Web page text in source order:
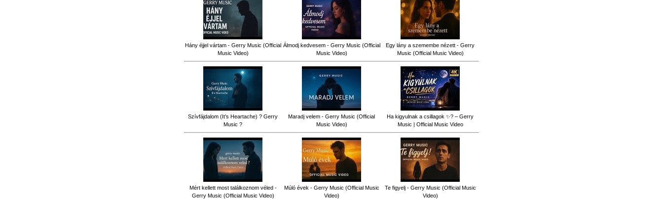
Hány éjjel vártam - Gerry Music (Official
Music Video)
Álmodj kedvesem - Gerry Music (Official
Music Video)
Egy lány a szemembe nézett - Gerry
Music (Official Music Video)
Szívfájdalom (It’s Heartache) ? Gerry
Music ?
Maradj velem - Gerry Music (Official
Music Video)
Ha kigyulnak a csillagok ✨? – Gerry
Music | Official Music Video
Mért kellett most találkoznom véled -
Gerry Music (Official Music Video)
Múló évek - Gerry Music (Official Music
Video)
Te figyelj - Gerry Music (Official Music
Video)